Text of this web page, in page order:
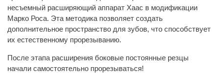
несъемный расширяющий аппарат Хаас в модификации
Марко Роса. Эта методика позволяет создать
дополнительное пространство для зубов, что способствует
их естественному прорезыванию.
После этапа расширения боковые постоянные резцы
начали самостоятельно прорезываться!